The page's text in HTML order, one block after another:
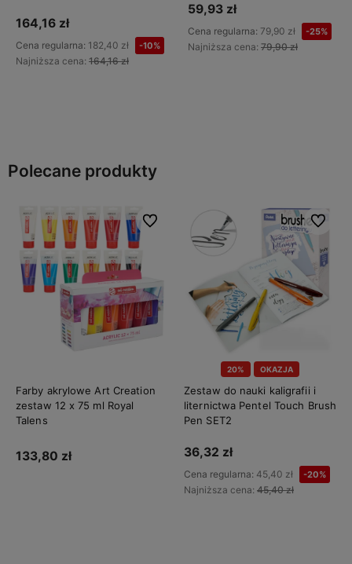
164,16 zł
Cena regularna: 182,40 zł -10%
Najniższa cena: 164,16 zł
59,93 zł
Cena regularna: 79,90 zł -25%
Najniższa cena: 79,90 zł
Polecane produkty
Farby akrylowe Art Creation
zestaw 12 x 75 ml Royal
Talens
133,80 zł
Do ulubionych
20% OKAZJA
Zestaw do nauki kaligrafii i
liternictwa Pentel Touch Brush
Pen SET2
36,32 zł
Cena regularna: 45,40 zł -20%
Najniższa cena: 45,40 zł
Do